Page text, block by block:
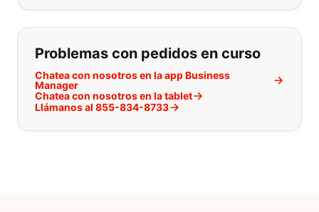
Problemas con pedidos en curso
Chatea con nosotros en la app Business
Manager
Chatea con nosotros en la tablet
Llámanos al 855-834-8733